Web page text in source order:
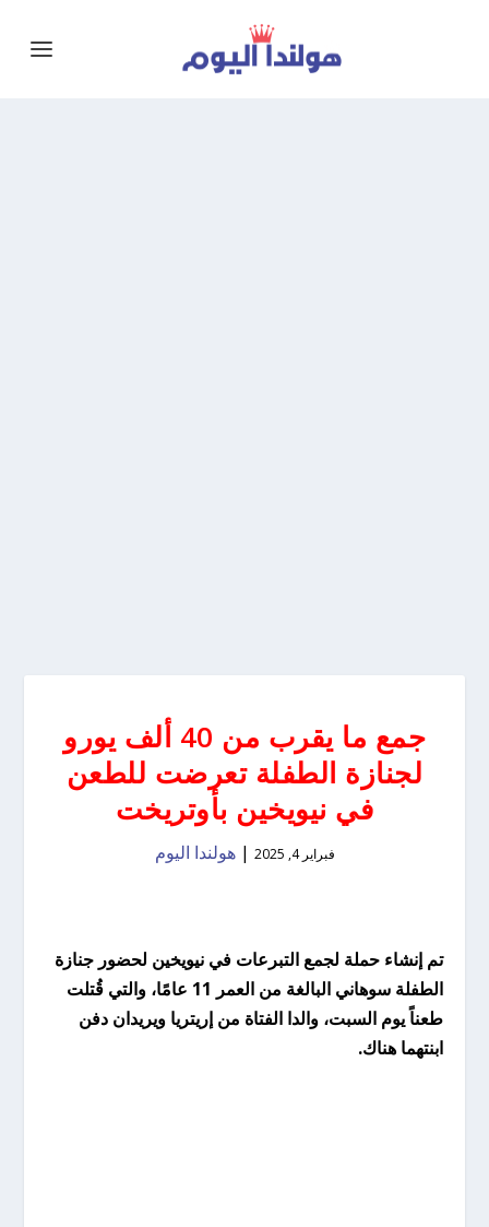
جمع ما يقرب من 40 ألف يورو
لجنازة الطفلة تعرضت للطعن
في نيويخين بأوتريخت
فبراير 4, 2025 |هولندا اليوم
تم إنشاء حملة لجمع التبرعات في نيويخين لحضور جنازة
الطفلة سوهاني البالغة من العمر 11 عامًا، والتي قُتلت
طعناً يوم السبت، والدا الفتاة من إريتريا ويريدان دفن
ابنتهما هناك.